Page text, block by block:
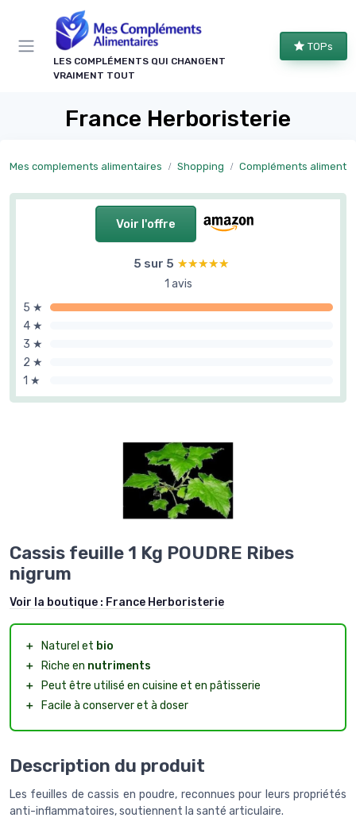
LES COMPLÉMENTS QUI CHANGENT
VRAIMENT TOUT
TOPs
France Herboristerie
Mes complements alimentaires Shopping Compléments alimentaires par
Voir l'offre
5 sur 5 ★★★★★
★★★★★
1 avis
5 ★
4 ★
3 ★
2 ★
1 ★
Cassis feuille 1 Kg POUDRE Ribes
nigrum
Voir la boutique : France Herboristerie
＋ Naturel et bio
＋
Riche en nutriments
＋
Peut être utilisé en cuisine et en pâtisserie
＋
Facile à conserver et à doser
Description du produit
Les feuilles de cassis en poudre, reconnues pour leurs propriétés
anti-inflammatoires, soutiennent la santé articulaire.
Panneau de gestion des cookies